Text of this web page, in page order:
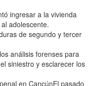
ingresar a la vivienda
adolescente.
de segundo y tercer
análisis forenses para
siniestro y esclarecer los
en CancúnEl pasado